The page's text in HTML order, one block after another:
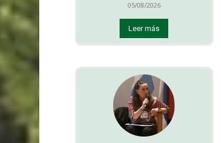
05/08/2026
Leer más